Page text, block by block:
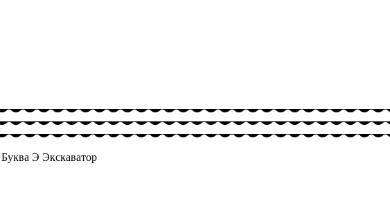
Буква Э Экскаватор